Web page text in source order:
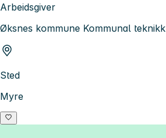
Arbeidsgiver
Øksnes kommune Kommunal teknikk
Sted
Myre